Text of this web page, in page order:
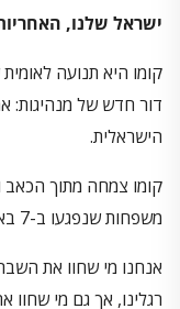
ישראל שלנו,
דור חדש של מנהיגות:
הישראלית.
קומו צמחה מתוך הכאב
משפחות שנפגעו ב-7 באוקטובר.
אנחנו מי שחוו את
רגלינו, אך גם מי